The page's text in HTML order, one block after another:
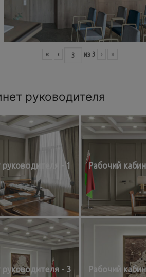
« ‹ из 3 › »
руководителя
- 1 Рабочий
руководителя - 3 Рабочий